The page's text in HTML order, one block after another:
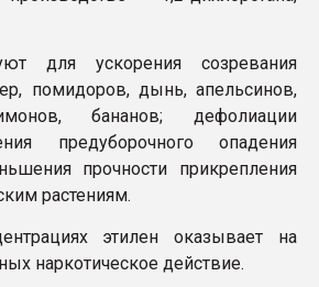
для ускорения созревания
помидоров, дынь, апельсинов,
бананов; дефолиации
предуборочного опадения
прочности прикрепления
растениям.
этилен оказывает на
наркотическое действие.